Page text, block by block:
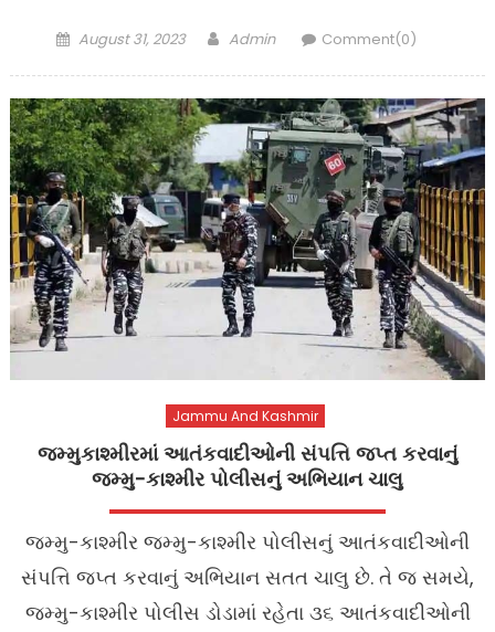
Posted
August 31, 2023 Author
Admin Comment(0)
Jammu And Kashmir
જમ્મુકાશ્મીરમાં આતંકવાદીઓની સંપત્તિ જપ્ત કરવાનું
જમ્મુ-કાશ્મીર પોલીસનું અભિયાન ચાલુ
જમ્મુ-કાશ્મીર જમ્મુ-કાશ્મીર પોલીસનું આતંકવાદીઓની
સંપત્તિ જપ્ત કરવાનું અભિયાન સતત ચાલુ છે. તે જ સમયે,
જમ્મુ-કાશ્મીર પોલીસ ડોડામાં રહેતા ૩૬ આતંકવાદીઓની